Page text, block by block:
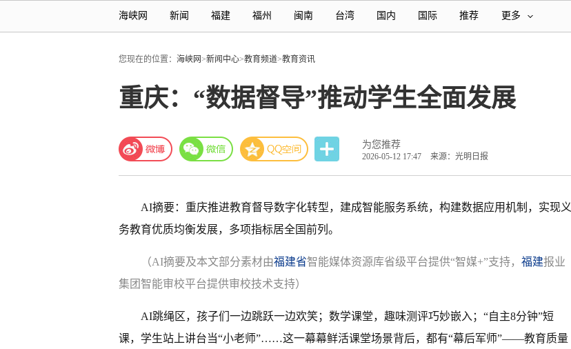
海峡网 新闻 福建 福州 闽南 台湾 国内 国际 推荐 更多
您现在的位置： 海峡网>新闻中心>教育频道>教育资讯
重庆：“数据督导”推动学生全面发展
为您推荐
2026-05-12 17:47 来源：光明日报
AI摘要：重庆推进教育督导数字化转型，建成智能服务系统，构建数据应用机制，实现义
务教育优质均衡发展，多项指标居全国前列。
（AI摘要及本文部分素材由福建省智能媒体资源库省级平台提供“智媒+”支持， 福建报业
集团智能审校平台提供审校技术支持）
AI跳绳区，孩子们一边跳跃一边欢笑；数学课堂，趣味测评巧妙嵌入；“自主8分钟”短
课，学生站上讲台当“小老师”……这一幕幕鲜活课堂场景背后，都有“幕后军师”——教育质量